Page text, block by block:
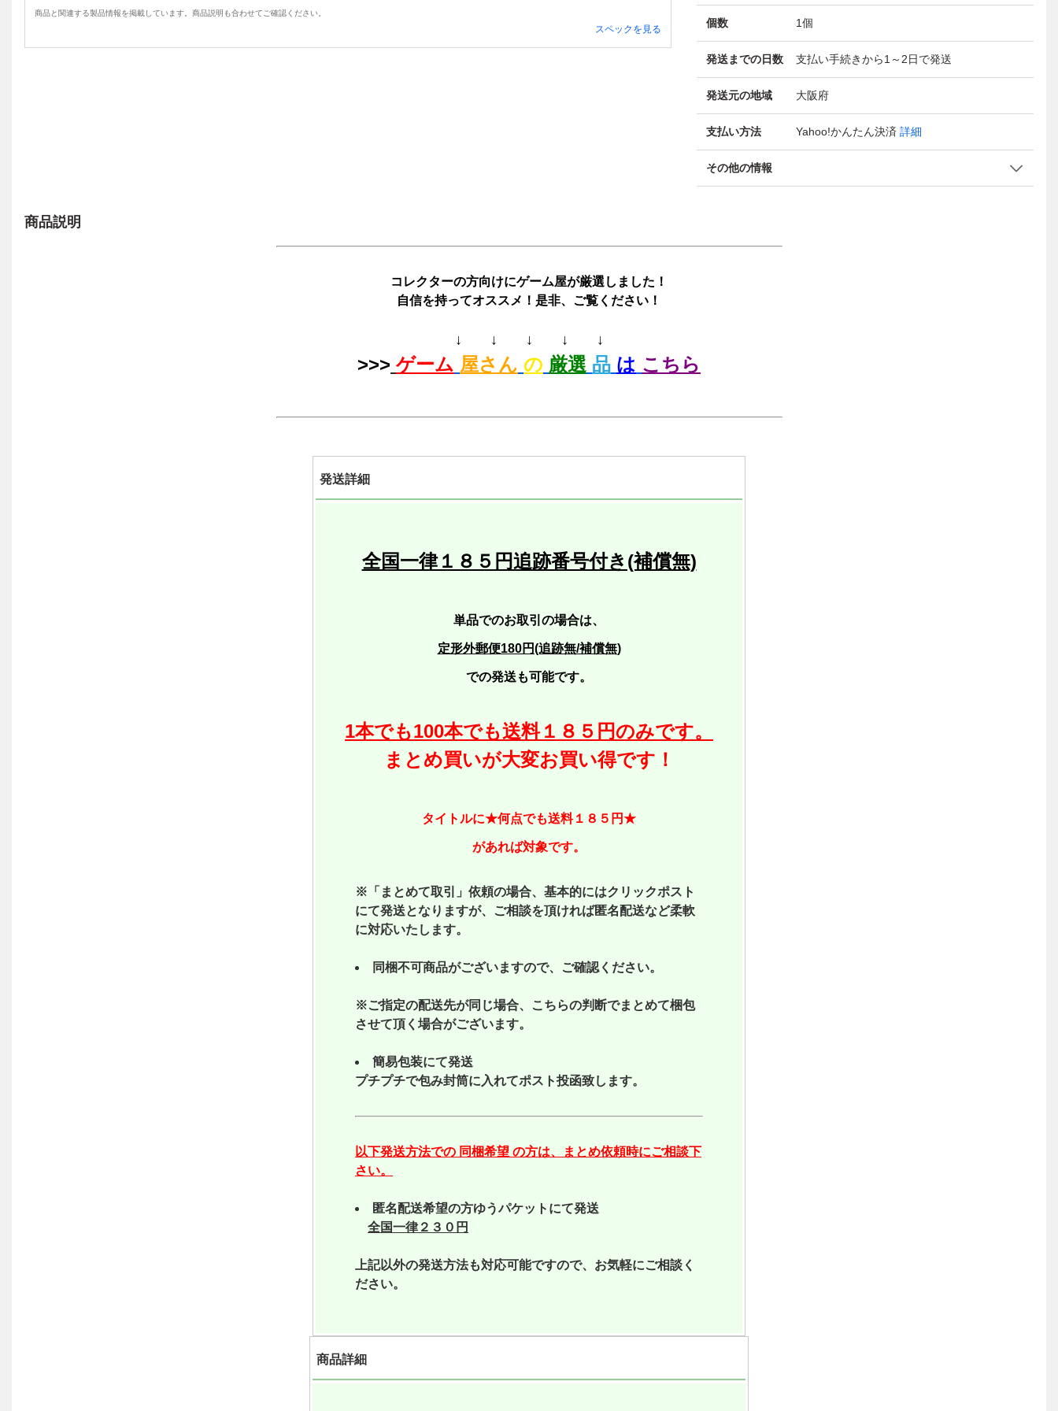
商品と関連する製品情報を掲載しています。商品説明も合わせてご確認ください。
スペックを見る 個数 1個
発送までの日数 支払い手続きから1～2日で発送
発送元の地域 大阪府
支払い方法 Yahoo!かんたん決済 詳細
その他の情報
商品説明